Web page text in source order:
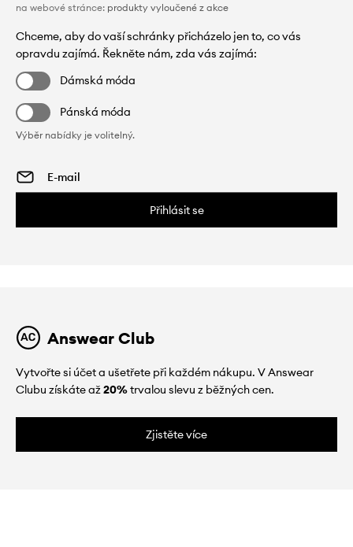
na webové stránce: produkty vyloučené z akce
Chceme, aby do vaší schránky přicházelo jen to, co vás
opravdu zajímá. Řekněte nám, zda vás zajímá:
Dámská móda
Pánská móda
Výběr nabídky je volitelný.
Přihlásit se
Answear Club
Vytvořte si účet a ušetřete při každém nákupu. V Answear
Clubu získáte až20%trvalou slevu z běžných cen.
Zjistěte více